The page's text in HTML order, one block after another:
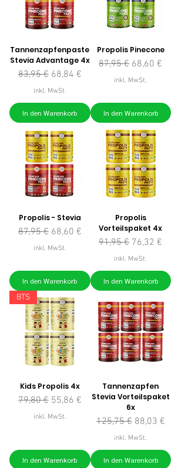
Tannenzapfenpaste
Stevia Advantage 4x
Standardpreis
83,95 € Sale-Preis
68,84 €
inkl. MwSt.
In den Warenkorb
Propolis Pinecone
Standardpreis
87,95 € Sale-Preis
68,60 €
inkl. MwSt.
In den Warenkorb
Propolis - Stevia
Standardpreis
87,95 € Sale-Preis
68,60 €
inkl. MwSt.
In den Warenkorb
Propolis
Vorteilspaket 4x
Standardpreis
91,95 € Sale-Preis
76,32 €
inkl. MwSt.
In den Warenkorb
BTS
Kids Propolis 4x
Standardpreis
79,80 € Sale-Preis
55,86 €
inkl. MwSt.
In den Warenkorb
Tannenzapfen
Stevia Vorteilspaket
6x
Standardpreis
125,75 € Sale-Preis
88,03 €
inkl. MwSt.
In den Warenkorb